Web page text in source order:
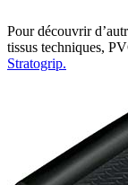
Pour découvrir
tissus techniques,
Stratogrip.